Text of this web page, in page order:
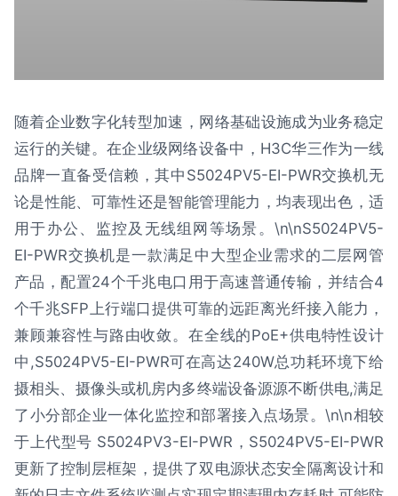
随着企业数字化转型加速，网络基础设施成为业务稳定
运行的关键。在企业级网络设备中，H3C华三作为一线
品牌一直备受信赖，其中S5024PV5-EI-PWR交换机无
论是性能、可靠性还是智能管理能力，均表现出色，适
用于办公、监控及无线组网等场景。\n\nS5024PV5-
EI-PWR交换机是一款满足中大型企业需求的二层网管
产品，配置24个千兆电口用于高速普通传输，并结合4
个千兆SFP上行端口提供可靠的远距离光纤接入能力，
兼顾兼容性与路由收敛。在全线的PoE+供电特性设计
中,S5024PV5-EI-PWR可在高达240W总功耗环境下给
摄相头、摄像头或机房内多终端设备源源不断供电,满足
了小分部企业一体化监控和部署接入点场景。\n\n相较
于上代型号 S5024PV3-EI-PWR，S5024PV5-EI-PWR
更新了控制层框架，提供了双电源状态安全隔离设计和